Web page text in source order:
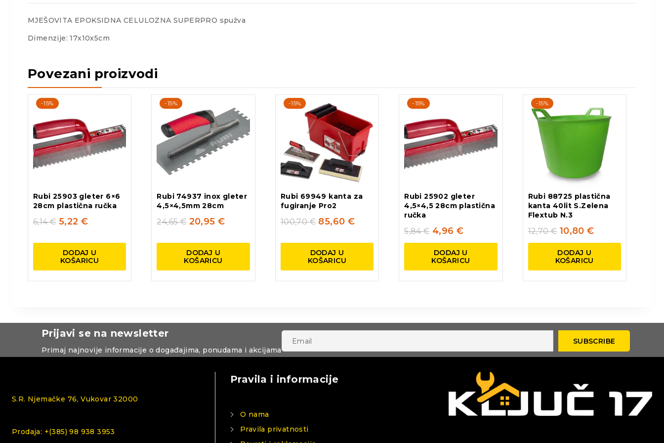
MJEŠOVITA EPOKSIDNA CELULOZNA SUPERPRO spužva
Dimenzije: 17x10x5cm
Povezani proizvodi
-15%
Rubi 25903 gleter 6×6
28cm plastična ručka
6,14€ 5,22 €
DODAJ U
KOŠARICU
-15%
Rubi 74937 inox gleter
4,5×4,5mm 28cm
24,65€ 20,95€
DODAJ U
KOŠARICU
-15%
Rubi 69949 kanta za
fugiranje Pro2
100,70€ 85,60 €
DODAJ U
KOŠARICU
-15%
Rubi 25902 gleter
4,5×4,5 28cm plastična
ručka
5,84€ 4,96 €
DODAJ U
KOŠARICU
-15%
Rubi 88725 plastična
kanta 40lit S.Zelena
Flextub N.3
12,70€ 10,80€
DODAJ U
KOŠARICU
Prijavi se na newsletter
Primaj najnovije informacije o događajima, ponudama i akcijama
S.R. Njemačke 76, Vukovar 32000
Prodaja: +(385) 98 938 3953
Pravila i informacije
O nama
Pravila privatnosti